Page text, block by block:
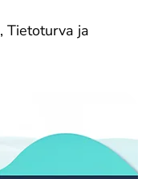
, Tietoturva ja